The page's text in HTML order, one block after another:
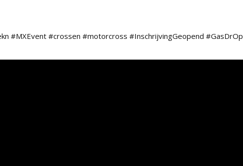
#MXEvent #crossen #motorcross #InschrijvingGeopend #GasDrOp